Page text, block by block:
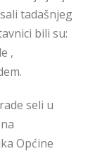
tadašnjeg
bili su:
,
seli u
Općine